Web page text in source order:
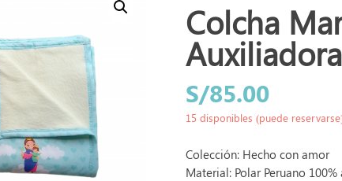
Colcha
S/85.00
15 disponibles (puede
Colección: Hecho con amor
Material: Polar Peruano